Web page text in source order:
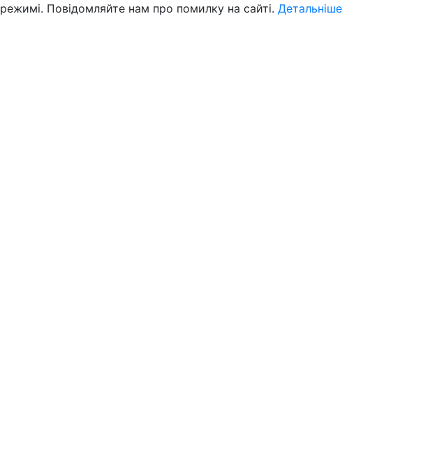
Повідомляйте нам про помилку на сайті. Детальніше